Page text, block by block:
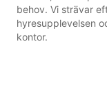
behov. Vi strävar
hyresupplevelsen
kontor.